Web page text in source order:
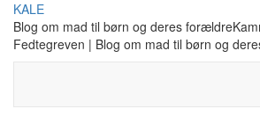
Skip
content
KALE
Blog om mad til børn og deres
Fedtegreven | Blog om mad til børn og